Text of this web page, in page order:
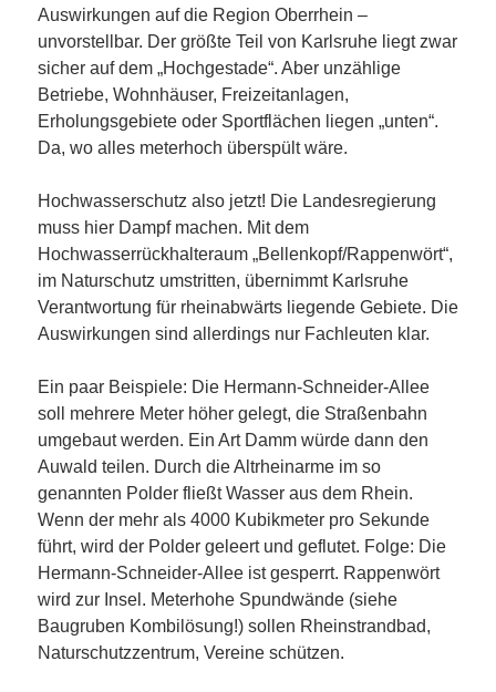
Auswirkungen auf die Region Oberrhein –
unvorstellbar. Der größte Teil von Karlsruhe liegt zwar
sicher auf dem „Hochgestade“. Aber unzählige
Betriebe, Wohnhäuser, Freizeitanlagen,
Erholungsgebiete oder Sportflächen liegen „unten“.
Da, wo alles meterhoch überspült wäre.
Hochwasserschutz also jetzt! Die Landesregierung
muss hier Dampf machen. Mit dem
Hochwasserrückhalteraum „Bellenkopf/Rappenwört“,
im Naturschutz umstritten, übernimmt Karlsruhe
Verantwortung für rheinabwärts liegende Gebiete. Die
Auswirkungen sind allerdings nur Fachleuten klar.
Ein paar Beispiele: Die Hermann-Schneider-Allee
soll mehrere Meter höher gelegt, die Straßenbahn
umgebaut werden. Ein Art Damm würde dann den
Auwald teilen. Durch die Altrheinarme im so
genannten Polder fließt Wasser aus dem Rhein.
Wenn der mehr als 4000 Kubikmeter pro Sekunde
führt, wird der Polder geleert und geflutet. Folge: Die
Hermann-Schneider-Allee ist gesperrt. Rappenwört
wird zur Insel. Meterhohe Spundwände (siehe
Baugruben Kombilösung!) sollen Rheinstrandbad,
Naturschutzzentrum, Vereine schützen.